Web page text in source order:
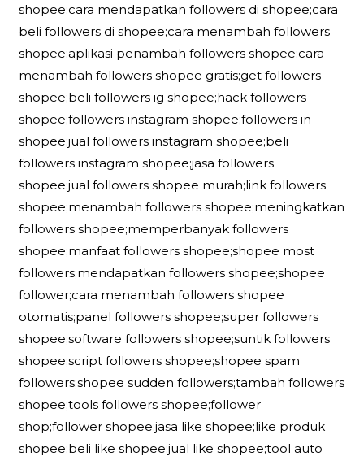
shopee;cara mendapatkan followers di shopee;cara
beli followers di shopee;cara menambah followers
shopee;aplikasi penambah followers shopee;cara
menambah followers shopee gratis;get followers
shopee;beli followers ig shopee;hack followers
shopee;followers instagram shopee;followers in
shopee;jual followers instagram shopee;beli
followers instagram shopee;jasa followers
shopee;jual followers shopee murah;link followers
shopee;menambah followers shopee;meningkatkan
followers shopee;memperbanyak followers
shopee;manfaat followers shopee;shopee most
followers;mendapatkan followers shopee;shopee
follower;cara menambah followers shopee
otomatis;panel followers shopee;super followers
shopee;software followers shopee;suntik followers
shopee;script followers shopee;shopee spam
followers;shopee sudden followers;tambah followers
shopee;tools followers shopee;follower
shop;follower shopee;jasa like shopee;like produk
shopee;beli like shopee;jual like shopee;tool auto